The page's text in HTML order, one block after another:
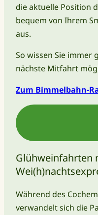
die aktuelle Position
bequem von Ihrem
aus.
So wissen Sie immer
nächste Mitfahrt
Zum Bimmelbahn-
Glühweinfahrten
Während des
verwandelt sich die